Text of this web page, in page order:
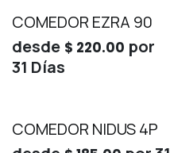
COMEDOR EZRA 90
desde $ 220.00 por
31 Días
COMEDOR NIDUS 4P